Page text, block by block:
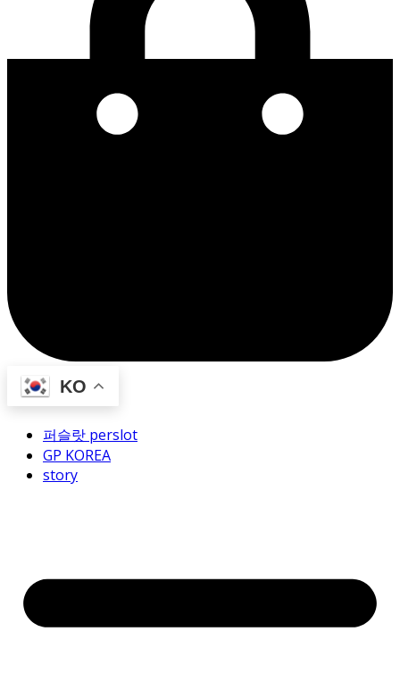
KO
퍼슬랏 perslot
GP KOREA
story